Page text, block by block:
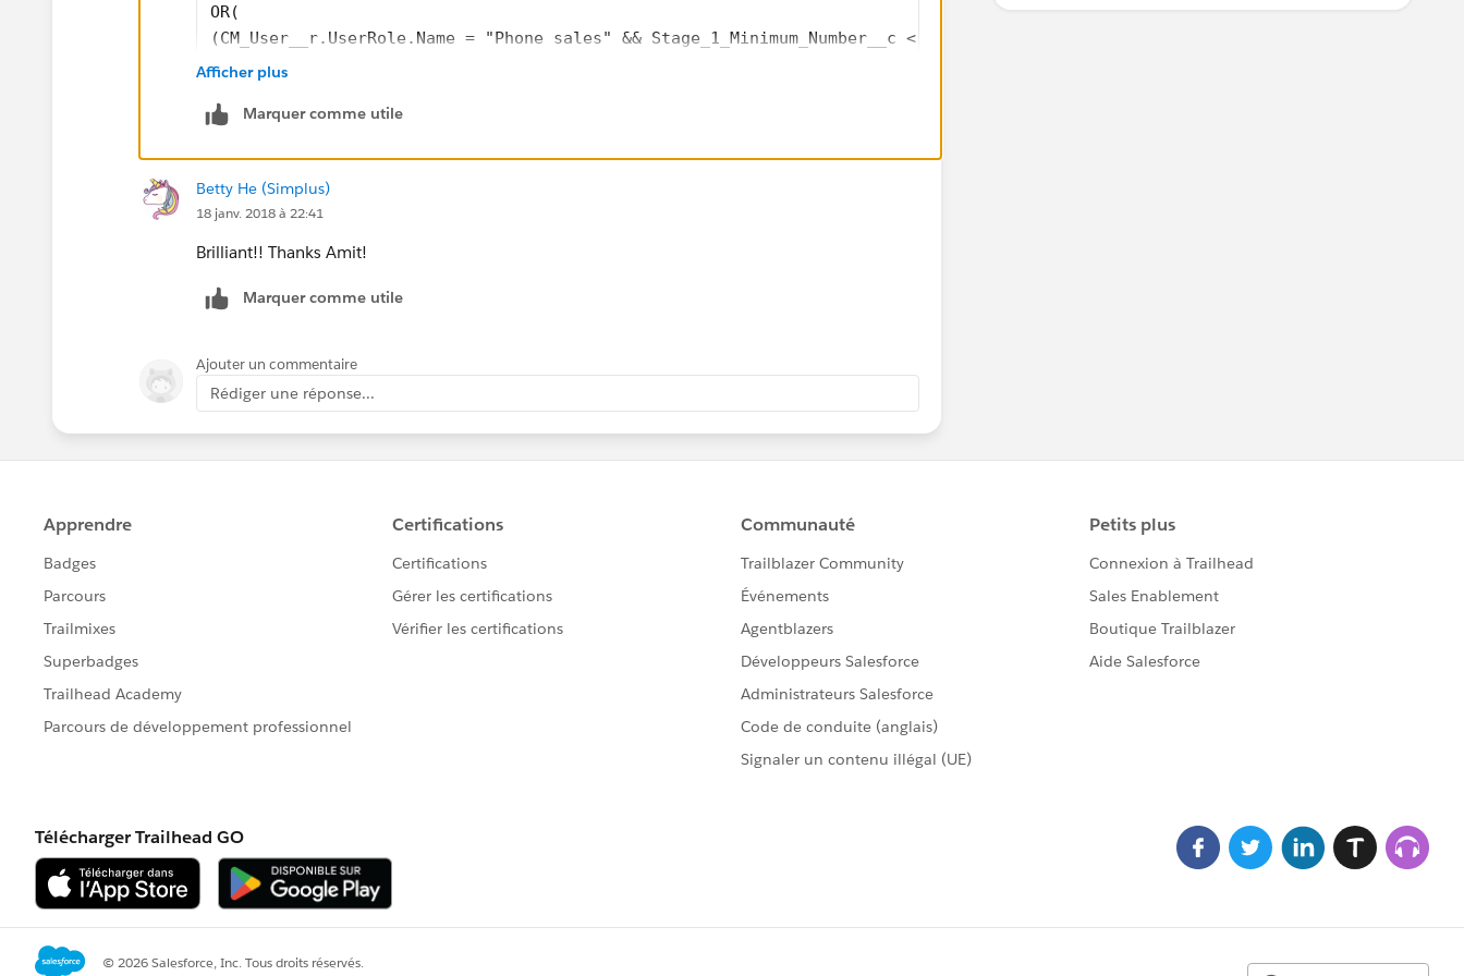
OR(
(CM_User__r.UserRole.Name = "Phone sales" && Stage_1_Minimum_Number__c < 10),
(CM_User__r.UserRole.Name = "Field sales" && Stage_1_Minimum_Number__c < 25)
Afficher plus
Marquer comme utile
Betty He (Simplus)
18 janv. 2018 à 22:41
Brilliant!! Thanks Amit!
Marquer comme utile
Ajouter un commentaire
Rédiger une réponse...